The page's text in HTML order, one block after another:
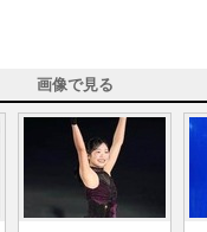
画像で見る